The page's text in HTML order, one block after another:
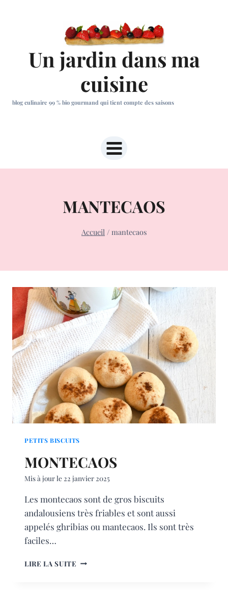
Un jardin dans ma
cuisine
blog culinaire 99 % bio gourmand qui tient compte des saisons
MANTECAOS
Accueil / mantecaos
PETITS BISCUITS
MONTECAOS
Mis à jour le 22 janvier 2025
Les montecaos sont de gros biscuits
andalousiens très friables et sont aussi
appelés ghribias ou mantecaos. Ils sont très
faciles…
LIRE LA SUITE MONTECAOS